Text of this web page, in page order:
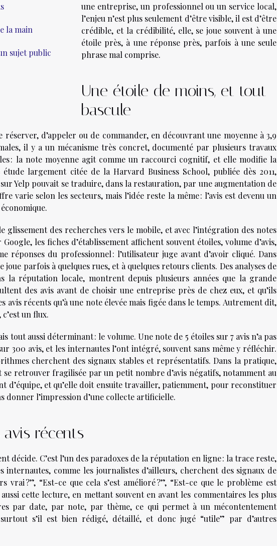
la main
sujet public
une entreprise, un professionnel ou un service local,
l’enjeu n’est plus seulement d’être visible, il est d’être
crédible, et la crédibilité, elle, se joue souvent à une
étoile près, à une réponse près, parfois à une seule
phrase mal comprise.
Une étoile de moins, et tout
bascule
réserver, d’appeler ou de commander, en découvrant une moyenne à 3,9
il y a un mécanisme très concret, documenté par plusieurs travaux
: la note moyenne agit comme un raccourci cognitif, et elle modifie la
largement citée de la Harvard Business School, publiée dès 2011,
sur Yelp pouvait se traduire, dans la restauration, par une augmentation de
varie selon les secteurs, mais l’idée reste la même : l’avis est devenu un
glissement des recherches vers le mobile, et avec l’intégration des notes
les fiches d’établissement affichent souvent étoiles, volume d’avis,
réponses du professionnel : l’utilisateur juge avant d’avoir cliqué. Dans
joue parfois à quelques rues, et à quelques retours clients. Des analyses de
la réputation locale, montrent depuis plusieurs années que la grande
des avis avant de choisir une entreprise près de chez eux, et qu’ils
avis récents qu’à une note élevée mais figée dans le temps. Autrement dit,
un flux.
tout aussi déterminant : le volume. Une note de 5 étoiles sur 7 avis n’a pas
300 avis, et les internautes l’ont intégré, souvent sans même y réfléchir.
cherchent des signaux stables et représentatifs. Dans la pratique,
se retrouver fragilisée par un petit nombre d’avis négatifs, notamment au
d’équipe, et qu’elle doit ensuite travailler, patiemment, pour reconstituer
donner l’impression d’une collecte artificielle.
récents
décide. C’est l’un des paradoxes de la réputation en ligne : la trace reste,
internautes, comme les journalistes d’ailleurs, cherchent des signaux de
vrai ?”, “Est-ce que cela s’est amélioré ?”, “Est-ce que le problème est
cette lecture, en mettant souvent en avant les commentaires les plus
par date, par note, par thème, ce qui permet à un mécontentement
s’il est bien rédigé, détaillé, et donc jugé “utile” par d’autres